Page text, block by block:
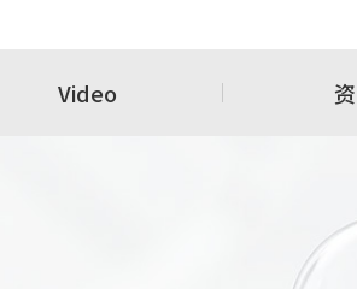
Video